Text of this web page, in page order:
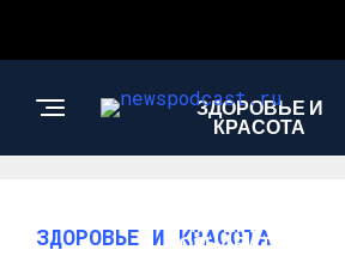
ЗДОРОВЬЕ И
КРАСОТА
ИНТЕРЕСНОЕ И
ПОЗНАВАТЕЛЬНОЕ
ЗДОРОВЬЕ И КРАСОТА